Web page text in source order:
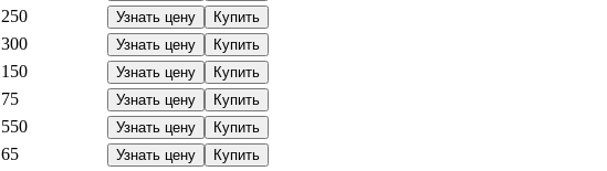
250 Узнать цену Купить
300 Узнать цену Купить
150 Узнать цену Купить
75 Узнать цену Купить
550 Узнать цену Купить
65 Узнать цену Купить